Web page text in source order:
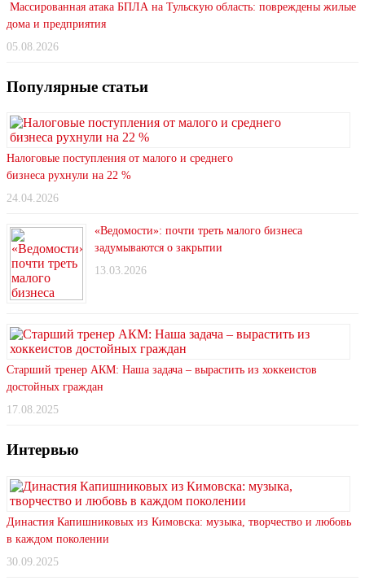
Массированная атака БПЛА на Тульскую область: повреждены жилые
дома и предприятия
05.08.2026
Популярные статьи
Налоговые поступления от малого и среднего
бизнеса рухнули на 22 %
24.04.2026
«Ведомости»: почти треть малого бизнеса
задумываются о закрытии
13.03.2026
Старший тренер АКМ: Наша задача – вырастить из хоккеистов
достойных граждан
17.08.2025
Интервью
Династия Капишниковых из Кимовска: музыка, творчество и любовь
в каждом поколении
30.09.2025